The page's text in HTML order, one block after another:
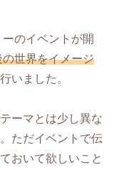
のイベントが開
世界をイメージ
いました。
ーマとは少し異な
ただイベントで伝
おいて欲しいこと